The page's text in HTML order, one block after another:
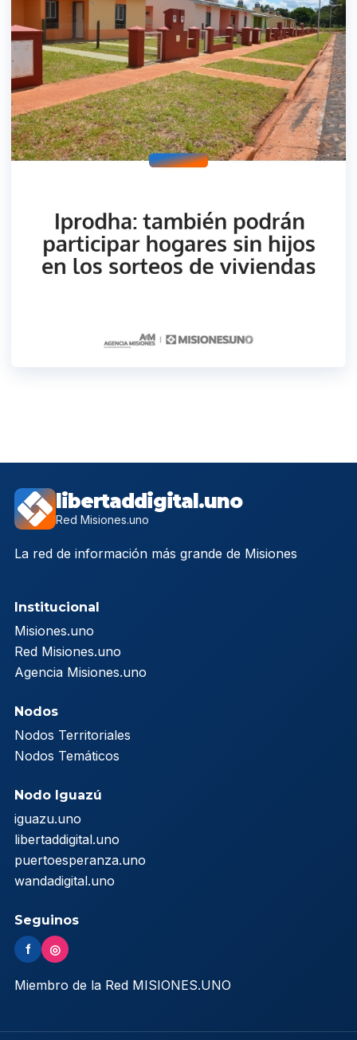
libertaddigital.uno
Red Misiones.uno
La red de información más grande de Misiones
Institucional
Misiones.uno
Red Misiones.uno
Agencia Misiones.uno
Nodos
Nodos Territoriales
Nodos Temáticos
Nodo Iguazú
iguazu.uno
libertaddigital.uno
puertoesperanza.uno
wandadigital.uno
Seguinos
f ◎
Miembro de la Red MISIONES.UNO